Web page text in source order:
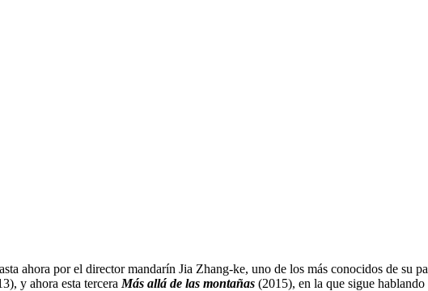
ahora por el director mandarín Jia Zhang-ke, uno de los más conocidos de su
y ahora esta tercera Más allá de las montañas (2015), en la que sigue hablando